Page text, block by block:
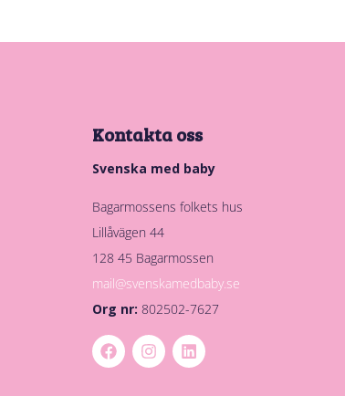
Kontakta oss
Svenska med baby
Bagarmossens folkets hus
Lillåvägen 44
128 45 Bagarmossen
mail@svenskamedbaby.se
Org nr: 802502-7627